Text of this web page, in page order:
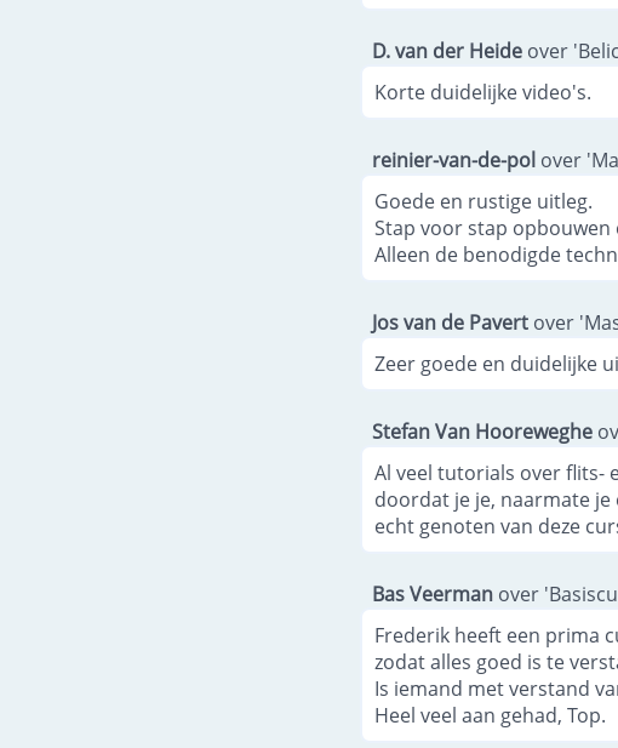
D. van der Heide over
Korte duidelijke video's.
reinier-van-de-pol over
Goede en rustige uitleg.
Stap voor stap
Alleen de benodigde
Jos van de Pavert over
Zeer goede en duidelijke
Stefan Van Hooreweghe
Al veel tutorials over flits-
doordat je je, naarmate je
echt genoten van deze
Bas Veerman over
Frederik heeft een prima
zodat alles goed is te
Is iemand met verstand
Heel veel aan gehad, Top.